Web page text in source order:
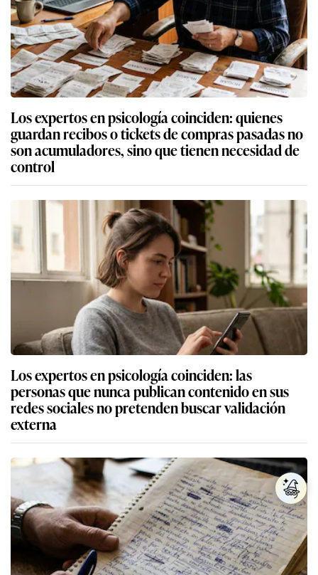
Los expertos en psicología coinciden: quienes
guardan recibos o tickets de compras pasadas no
son acumuladores, sino que tienen necesidad de
control
Los expertos en psicología coinciden: las
personas que nunca publican contenido en sus
redes sociales no pretenden buscar validación
externa